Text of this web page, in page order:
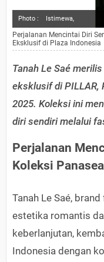
Photo : Istimewa,
Perjalanan Mencintai Diri
Eksklusif di Plaza Indonesia
Tanah Le Saé
eksklusif di PILLAR,
2025. Koleksi ini
diri sendiri melalui
Perjalanan
Koleksi Panasea
Tanah Le Saé,
estetika romantis
keberlanjutan,
Indonesia dengan